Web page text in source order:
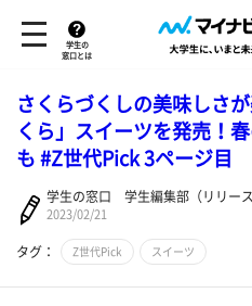
学生の
窓口とは
さくらづくしの美味しさ
くら」スイーツを発売！
も #Z世代Pick 3ページ目
学生の窓口 学生編集部（リリース
2023/02/21
タグ： Z世代Pick スイーツ